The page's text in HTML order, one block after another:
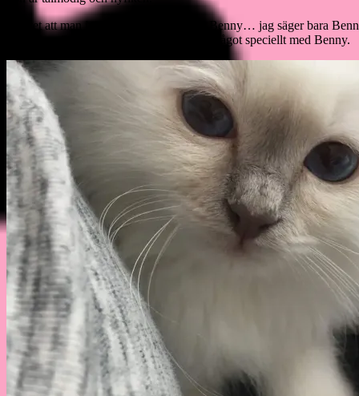
Jag vet att man inte får ha favoriter men Benny… jag säger bara
så klart ursöta och underbara, men det är något speciellt med Benny.